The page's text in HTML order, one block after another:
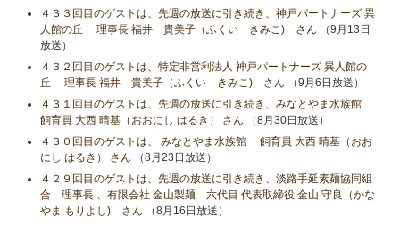
４３３回目のゲストは、先週の放送に引き続き、神戸パートナーズ 異
人館の丘 理事長 福井 貴美子（ふくい きみこ) さん （9月13日
放送）
４３２回目のゲストは、特定非営利法人 神戸パートナーズ 異人館の
丘 理事長 福井 貴美子（ふくい きみこ) さん （9月6日放送）
４３１回目のゲストは、先週の放送に引き続き、みなとやま水族館
飼育員 大西 晴基（おおにし はるき） さん （8月30日放送）
４３０回目のゲストは、 みなとやま水族館 飼育員 大西 晴基（おお
にし はるき） さん （8月23日放送）
４２９回目のゲストは、先週の放送に引き続き、淡路手延素麺協同組
合 理事長 、有限会社 金山製麺 六代目 代表取締役 金山 守良（かな
やま もりよし) さん （8月16日放送）